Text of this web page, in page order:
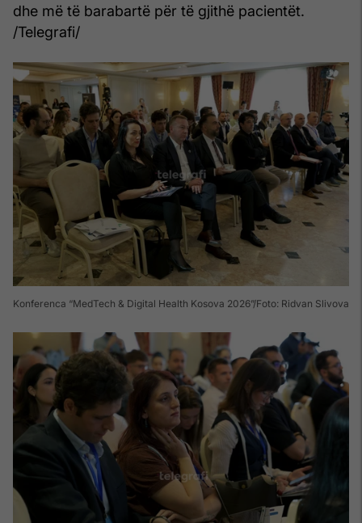
dhe më të barabartë për të gjithë pacientët.
/Telegrafi/
Konferenca “MedTech & Digital Health Kosova 2026” Foto: Ridvan Slivova